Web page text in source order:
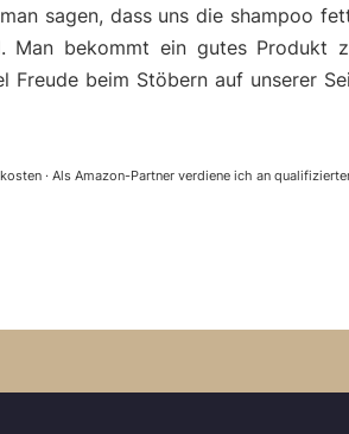
sagen, dass uns die shampoo
Man bekommt ein gutes Produkt
Freude beim Stöbern auf unserer
· Als Amazon-Partner verdiene ich an